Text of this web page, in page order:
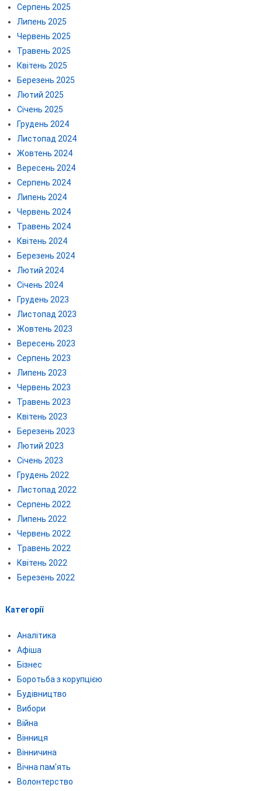
Серпень 2025
Липень 2025
Червень 2025
Травень 2025
Квітень 2025
Березень 2025
Лютий 2025
Січень 2025
Грудень 2024
Листопад 2024
Жовтень 2024
Вересень 2024
Серпень 2024
Липень 2024
Червень 2024
Травень 2024
Квітень 2024
Березень 2024
Лютий 2024
Січень 2024
Грудень 2023
Листопад 2023
Жовтень 2023
Вересень 2023
Серпень 2023
Липень 2023
Червень 2023
Травень 2023
Квітень 2023
Березень 2023
Лютий 2023
Січень 2023
Грудень 2022
Листопад 2022
Серпень 2022
Липень 2022
Червень 2022
Травень 2022
Квітень 2022
Березень 2022
Категорії
Аналітика
Афіша
Бізнес
Боротьба з корупцією
Будівництво
Вибори
Війна
Вінниця
Вінничина
Вічна пам'ять
Волонтерство